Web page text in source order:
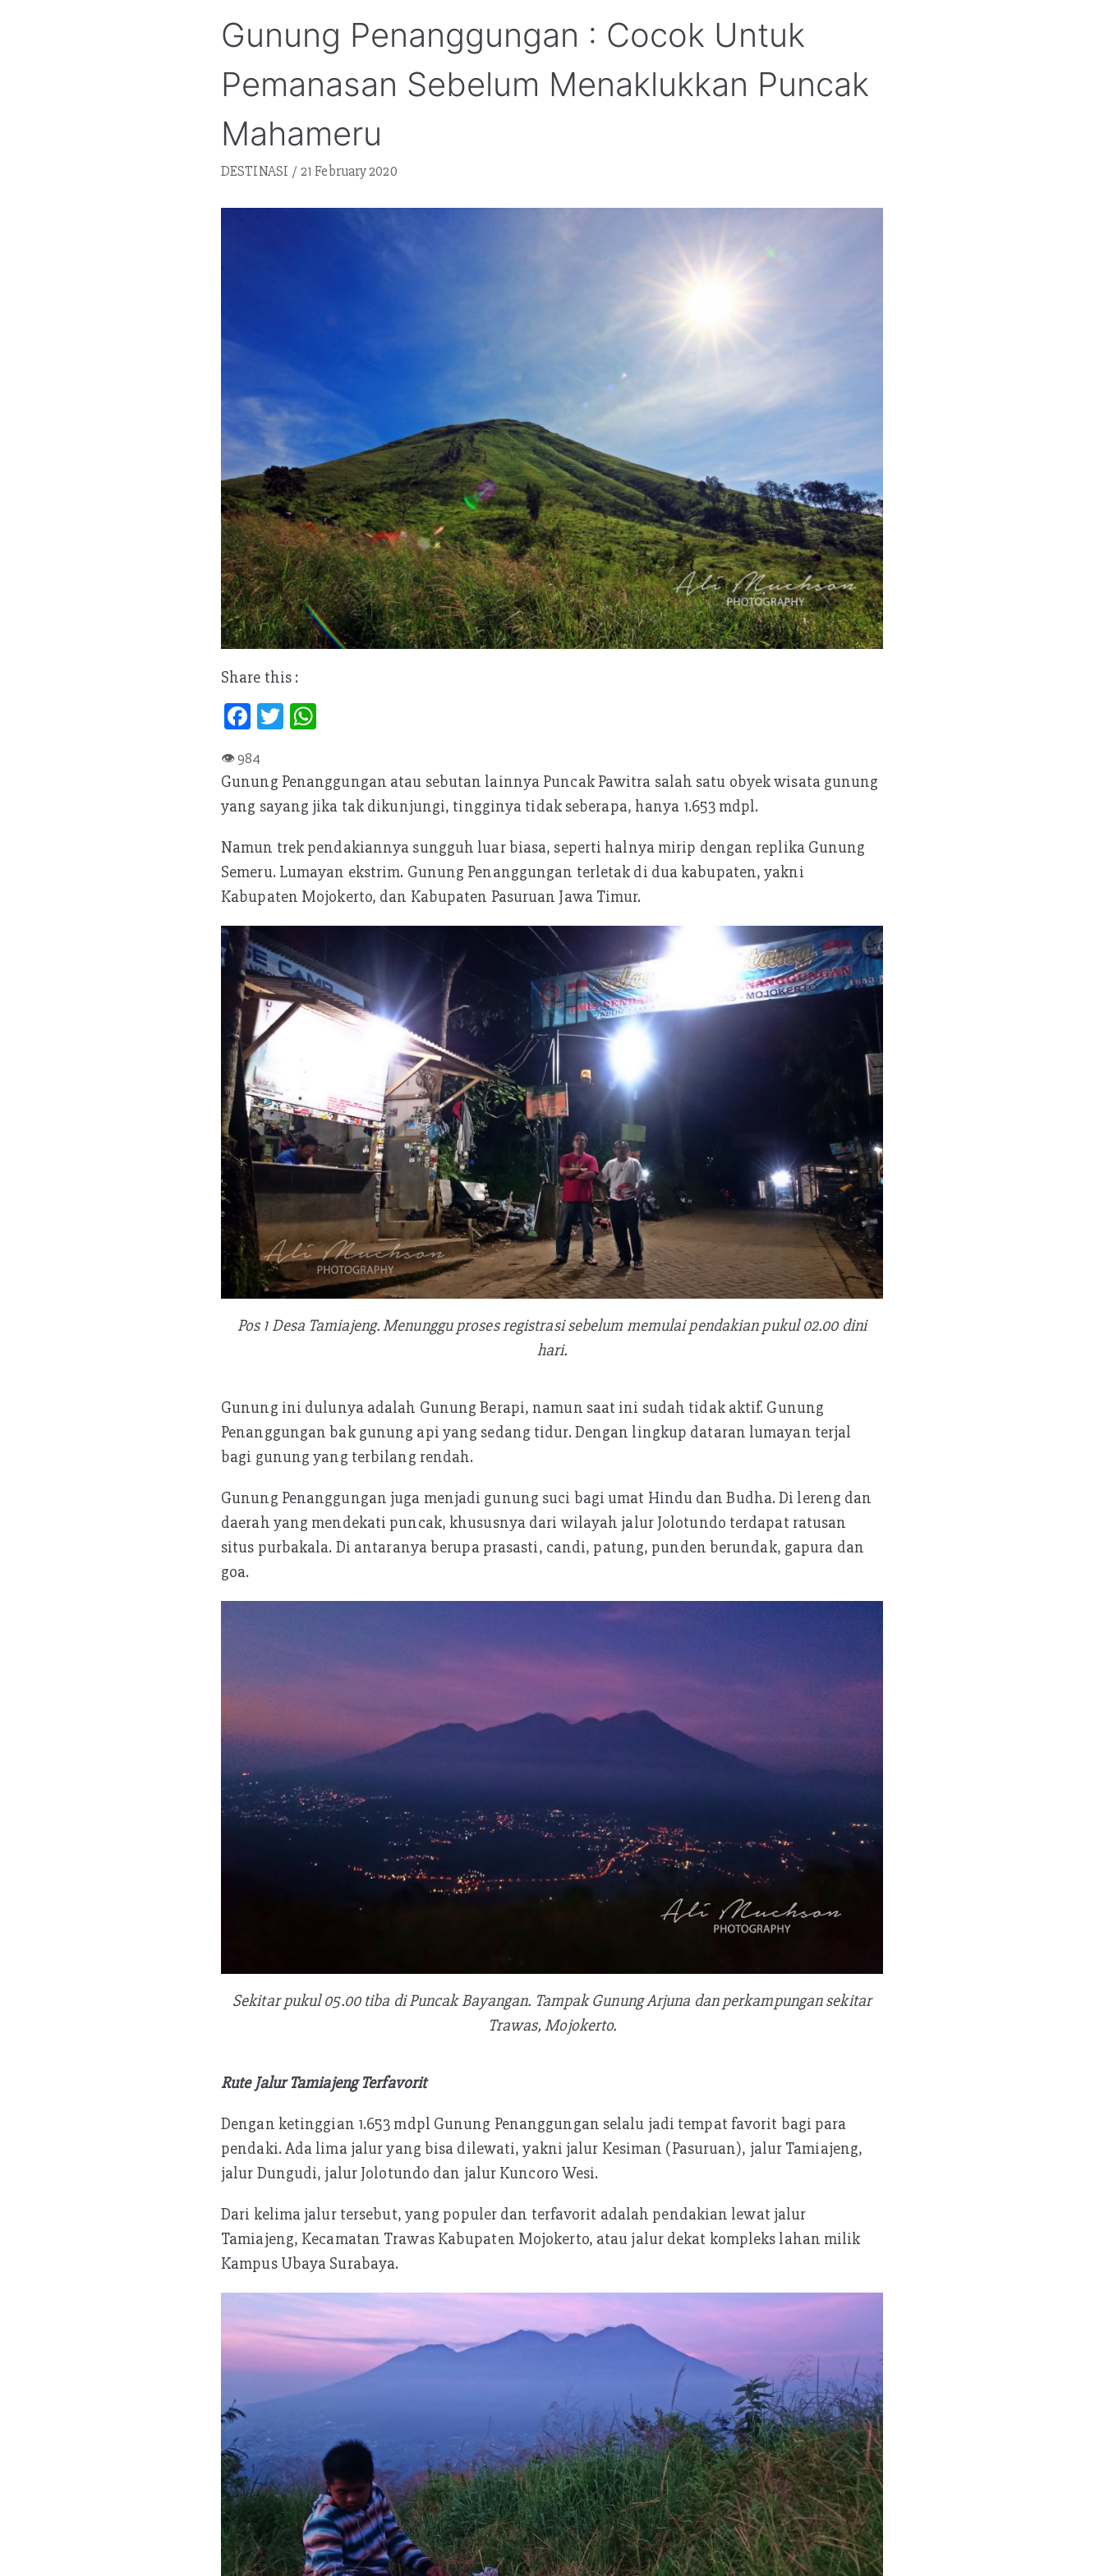
Gunung Penanggungan : Cocok Untuk
Pemanasan Sebelum Menaklukkan Puncak
Mahameru
DESTINASI 21 February 2020
Share this :
Fa
b
oo
k
T
itt
er s
A
p
p
Gunung Penanggungan atau sebutan lainnya Puncak Pawitra salah satu obyek wisata gunung
yang sayang jika tak dikunjungi, tingginya tidak seberapa, hanya 1.653 mdpl.
Namun trek pendakiannya sungguh luar biasa, seperti halnya mirip dengan replika Gunung
Semeru. Lumayan ekstrim. Gunung Penanggungan terletak di dua kabupaten, yakni
Kabupaten Mojokerto, dan Kabupaten Pasuruan Jawa Timur.
Pos 1 Desa Tamiajeng. Menunggu proses registrasi sebelum memulai pendakian pukul 02.00 dini
hari.
Gunung ini dulunya adalah Gunung Berapi, namun saat ini sudah tidak aktif. Gunung
Penanggungan bak gunung api yang sedang tidur. Dengan lingkup dataran lumayan terjal
bagi gunung yang terbilang rendah.
Gunung Penanggungan juga menjadi gunung suci bagi umat Hindu dan Budha. Di lereng dan
daerah yang mendekati puncak, khususnya dari wilayah jalur Jolotundo terdapat ratusan
situs purbakala. Di antaranya berupa prasasti, candi, patung, punden berundak, gapura dan
goa.
Sekitar pukul 05.00 tiba di Puncak Bayangan. Tampak Gunung Arjuna dan perkampungan sekitar
Trawas, Mojokerto.
Rute Jalur Tamiajeng Terfavorit
Dengan ketinggian 1.653 mdpl Gunung Penanggungan selalu jadi tempat favorit bagi para
pendaki. Ada lima jalur yang bisa dilewati, yakni jalur Kesiman (Pasuruan), jalur Tamiajeng,
jalur Dungudi, jalur Jolotundo dan jalur Kuncoro Wesi.
Dari kelima jalur tersebut, yang populer dan terfavorit adalah pendakian lewat jalur
Tamiajeng, Kecamatan Trawas Kabupaten Mojokerto, atau jalur dekat kompleks lahan milik
Kampus Ubaya Surabaya.